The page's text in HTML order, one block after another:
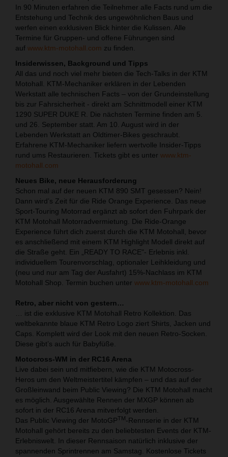
In 90 Minuten erfahren die Teilnehmer alle Facts rund um die
Entstehung und Technik des ungewöhnlichen Baus und
werfen einen exklusiven Blick hinter die Kulissen. Alle
Termine für Gruppen- und offene Führungen sind
auf www.ktm-motohall.com zu finden.
Insiderwissen, Background und Tipps
All das und noch viel mehr bieten die Tech-Talks in der KTM
Motohall. KTM-Mechaniker erklären in der Lebenden
Werkstatt alle technischen Facts – von der Grundeinstellung
bis zur Fahrsicherheit - direkt am Schnittmodell einer KTM
1290 SUPER DUKE R. Die nächsten Termine finden am 5.
und 26. September statt. Am 10. August wird in der
Lebenden Werkstatt an Oldtimer-Bikes geschraubt.
Erfahrene KTM-Mechaniker liefern wertvolle Insider-Tipps
rund ums Restaurieren. Tickets gibt es unter www.ktm-
motohall.com
Neues Bike, neue Herausforderung
Schon mal auf der neuen KTM 890 SMT gesessen? Nein!
Dann wird’s Zeit für die Ride Orange Experience. Das neue
Sport-Touring Motorrad ergänzt ab sofort den Fuhrpark der
KTM Motohall Motorradvermietung. Die Ride-Orange
Experience führt dich zuerst durch die KTM Motohall, bevor
es anschließend mit einem KTM Highlight Modell direkt auf
die Straße geht. Ein „READY TO RACE"- Erlebnis inkl.
individuellem Tourenvorschlag, optionaler Leihkleidung und
(neu und nur am Tag der Ausfahrt) 15%-Nachlass im KTM
Motohall Shop. Termin buchen unter www.ktm-motohall.com
Retro, aber nicht von gestern…
… ist die exklusive KTM Motohall Retro Kollektion. Das
weltbekannte blaue KTM Retro Logo ziert Shirts, Jacken und
Caps. Komplett wird der Look mit den neuen Retro-Socken.
Diese gibt’s auch für Babyfüße.
Motocross-WM in der RC16 Arena
Live dabei sein und mitfiebern, wie die KTM Motocross-
Heros um den Weltmeistertitel kämpfen – und das auf der
Großleinwand beim Public Viewing? Die KTM Motohall macht
es möglich. Ausgewählte Rennen der MXGP können ab
sofort in der RC16 Arena mitverfolgt werden.
Das Public Viewing der MotoGPTM -Rennserie in der KTM
Motohall gehört bereits zu den beliebtesten Events der KTM-
Erlebniswelt. In dieser Rennsaison natürlich inklusive der
spannenden Sprintrennen am Samstag. Kostenlose Tickets